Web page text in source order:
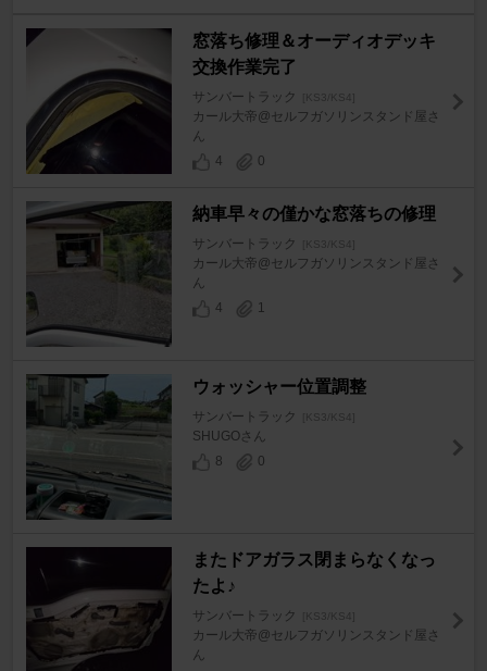
窓落ち修理＆オーディオデッキ
交換作業完了
サンバートラック [KS3/KS4]
カール大帝@セルフガソリンスタンド屋さ
ん
4
0
納車早々の僅かな窓落ちの修理
サンバートラック [KS3/KS4]
カール大帝@セルフガソリンスタンド屋さ
ん
4
1
ウォッシャー位置調整
サンバートラック [KS3/KS4]
SHUGOさん
8
0
またドアガラス閉まらなくなっ
たよ♪
サンバートラック [KS3/KS4]
カール大帝@セルフガソリンスタンド屋さ
ん